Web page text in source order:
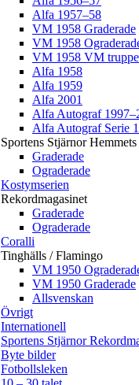
Alfa 1957–58
VM 1958 Graderade
VM 1958
VM 1958 VM
Alfa 1958
Alfa 1959
Alfa 2001
Alfa Autograf
Alfa Autograf Serie
Sportens Stjärnor
Graderade
Ograderade
Kostymserien
Rekordmagasinet
Graderade
Ograderade
Coralli
Tinghälls / Flamingo
VM 1950
VM 1950 Graderade
Allsvenskan
Övrigt
Internationell
Sportens Stjärnor
Byte bilder
Fotbollsleken